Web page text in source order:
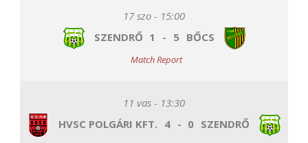
17 szo - 15:00
SZENDRŐ 1 - 5 BŐCS
Match Report
11 vas - 13:30
HVSC POLGÁRI KFT. 4 - 0 SZENDRŐ